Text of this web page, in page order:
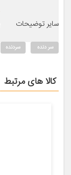
سایر توضیحات
سر دنده سردنده
کالا های مرتبط